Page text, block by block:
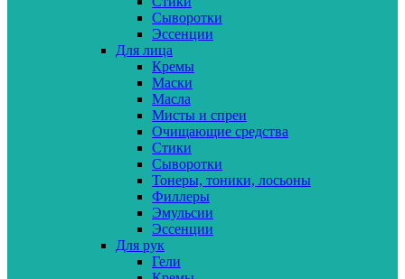
Сыворотки
Эссенции
Для лица
Кремы
Маски
Масла
Мисты и спреи
Очищающие средства
Стики
Сыворотки
Тонеры, тоники, лосьоны
Филлеры
Эмульсии
Эссенции
Для рук
Гели